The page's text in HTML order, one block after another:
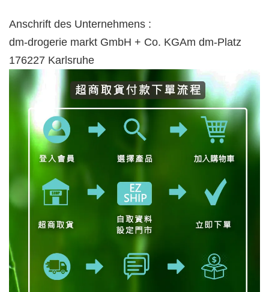
Anschrift des Unternehmens :
dm-drogerie markt GmbH + Co. KGAm dm-Platz
176227 Karlsruhe